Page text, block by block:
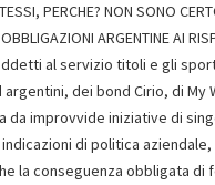
PERCHE? NON SONO
OBBLIGAZIONI ARGENTINE AI
al servizio titoli e gli
dei bond Cirio, di My
da improvvide iniziative di
di politica
la conseguenza obbligata